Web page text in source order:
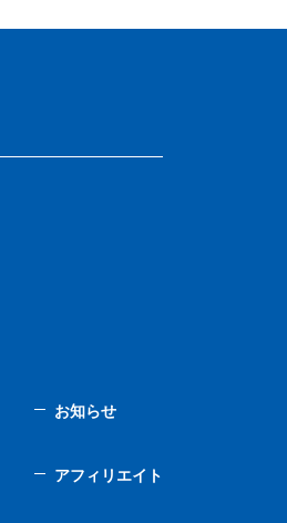
お知らせ
アフィリエイト